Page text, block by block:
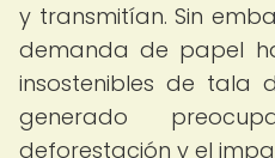
y transmitían. Sin
demanda de papel
insostenibles de tala
generado
deforestación y el